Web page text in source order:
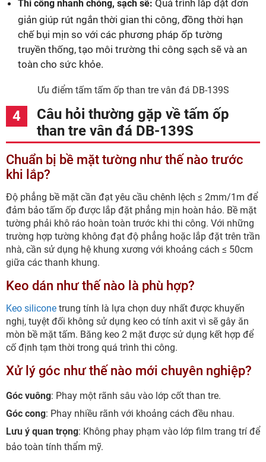
Thi công nhanh chóng, sạch sẽ: Quá trình lắp đặt đơn
giản giúp rút ngắn thời gian thi công, đồng thời hạn
chế bụi mịn so với các phương pháp ốp tường
truyền thống, tạo môi trường thi công sạch sẽ và an
toàn cho sức khỏe.
Ưu điểm tấm tấm ốp than tre vân đá DB-139S
Câu hỏi thường gặp về tấm ốp
than tre vân đá DB-139S
Chuẩn bị bề mặt tường như thế nào trước
khi lắp?
Độ phẳng bề mặt cần đạt yêu cầu chênh lệch ≤ 2mm/1m để
đảm bảo tấm ốp được lắp đặt phẳng mịn hoàn hảo. Bề mặt
tường phải khô ráo hoàn toàn trước khi thi công. Với những
trường hợp tường không đạt độ phẳng hoặc lắp đặt trên trần
nhà, cần sử dụng hệ khung xương với khoảng cách ≤ 50cm
giữa các thanh khung.
Keo dán như thế nào là phù hợp?
Keo silicone trung tính là lựa chọn duy nhất được khuyến
nghị, tuyệt đối không sử dụng keo có tính axit vì sẽ gây ăn
mòn bề mặt tấm. Băng keo 2 mặt được sử dụng kết hợp để
cố định tạm thời trong quá trình thi công.
Xử lý góc như thế nào mới chuyên nghiệp?
Góc vuông: Phay một rãnh sâu vào lớp cốt than tre.
Góc cong: Phay nhiều rãnh với khoảng cách đều nhau.
Lưu ý quan trọng: Không phay phạm vào lớp film trang trí để
bảo toàn tính thẩm mỹ.